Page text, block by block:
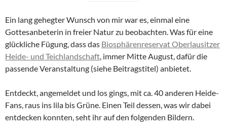
Ein lang gehegter Wunsch von mir war es, einmal eine
Gottesanbeterin in freier Natur zu beobachten. Was für eine
glückliche Fügung, dass das Biosphärenreservat Oberlausitzer
Heide- und Teichlandschaft, immer Mitte August, dafür die
passende Veranstaltung (siehe Beitragstitel) anbietet.
Entdeckt, angemeldet und los gings, mit ca. 40 anderen Heide-
Fans, raus ins lila bis Grüne. Einen Teil dessen, was wir dabei
entdecken konnten, seht ihr auf den folgenden Bildern.